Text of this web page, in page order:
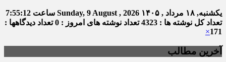
یکشنبه, ۱۸ مرداد , ۱۴۰۵ Sunday, 9 August , 2026 ساعت 7:55:12
تعداد کل نوشته ها : 4323
تعداد نوشته های امروز : 0
تعداد دیدگاهها :
171
×
آخرین مطالب